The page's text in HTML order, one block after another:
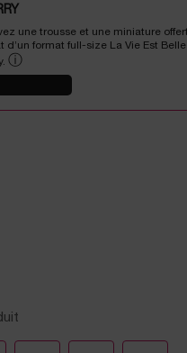
une trousse et une miniature
d’un format full-size La Vie Est Belle
ⓘ